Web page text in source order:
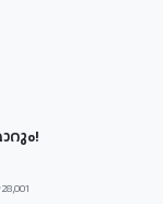
28,001